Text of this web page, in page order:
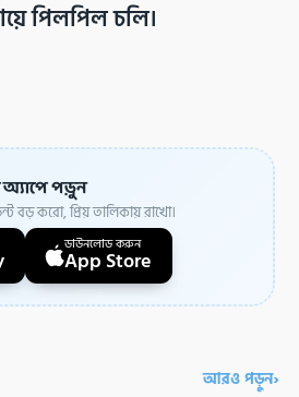
পিলপিল চলি।
অ্যাপে পড়ুন
বড় করো, প্রিয় তালিকায় রাখো।
ডাউনলোড করুন
App Store
আরও পড়ুন›